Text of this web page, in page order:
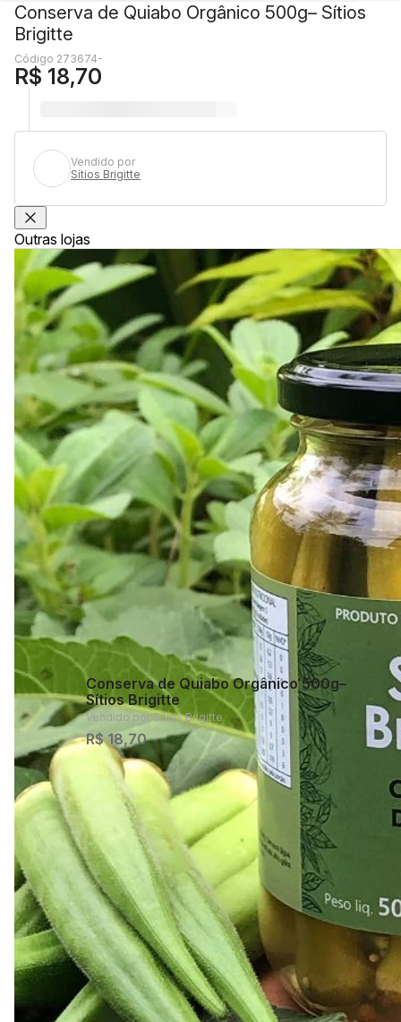
Conserva de Quiabo Orgânico 500g– Sítios
Brigitte
Código 273674-
R$ 18,70
Vendido por
Sítios Brigitte
Outras lojas
Conserva de Quiabo Orgânico 500g–
Sítios Brigitte
Vendido por Sítios Brigitte
R$ 18,70